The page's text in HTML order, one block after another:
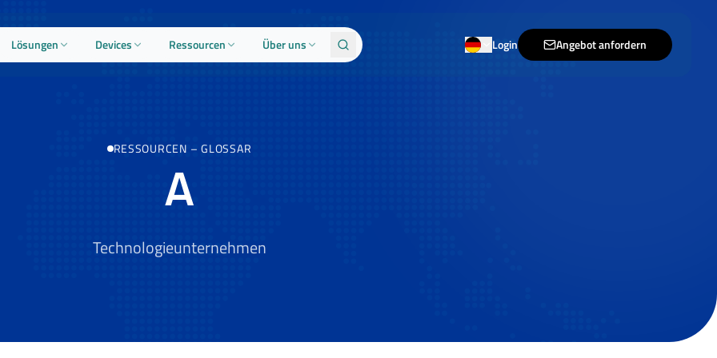
Lösungen Devices Ressourcen Über uns Login Angebot anfordern
RESSOURCEN – GLOSSAR
A
Technologieunternehmen